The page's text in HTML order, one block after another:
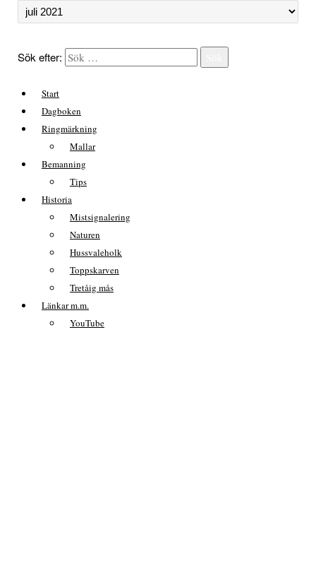
Sök efter:
Start
Dagboken
Ringmärkning
Mallar
Bemanning
Tips
Historia
Mistsignalering
Naturen
Hussvaleholk
Toppskarven
Tretåig mås
Länkar m.m.
YouTube